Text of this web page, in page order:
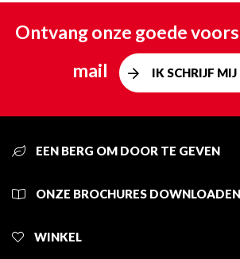
Ontvang onze goede
mail
IK SCHRIJF MIJ
EEN BERG OM DOOR TE GEVEN
ONZE BROCHURES DOWNLOADEN
WINKEL